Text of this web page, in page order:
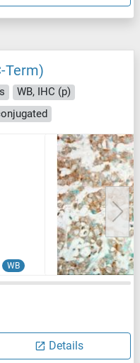
Term)
WB, IHC (p)
WB
Details